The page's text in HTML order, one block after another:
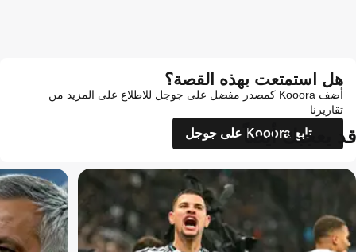
هل استمتعت بهذه القصة؟
أضف Kooora كمصدر مفضل على جوجل للاطلاع على المزيد من
تقاريرنا
تابع Kooora على جوجل
قد يعجبك أيضاً